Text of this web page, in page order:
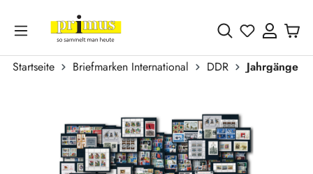
Zum Hauptinhalt springen
Du hast 0
Startseite Briefmarken International DDR
Jahrgänge